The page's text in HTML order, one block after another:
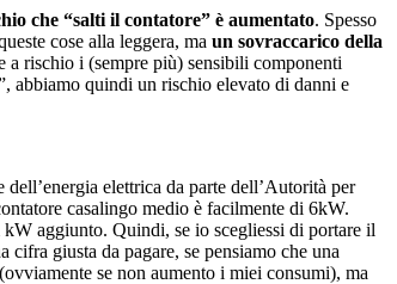
che “salti il contatore” è aumentato. Spesso
cose alla leggera, ma un sovraccarico della
a rischio i (sempre più) sensibili componenti
abbiamo quindi un rischio elevato di danni e
elettrica da parte dell’Autorità per
casalingo medio è facilmente di 6kW.
aggiunto. Quindi, se io scegliessi di portare il
cifra giusta da pagare, se pensiamo che una
se non aumento i miei consumi), ma